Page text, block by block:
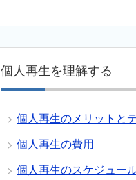
個人再生を理解する
個人再生のメリットと
個人再生の費用
個人再生のスケジュー